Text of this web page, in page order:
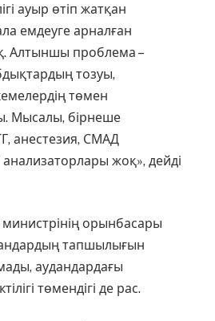
ауыр өтіп жатқан
емдеуге арналған
Алтыншы проблема –
тозуы,
төмен
Мысалы, бірнеше
анестезия, СМАД
жоқ», дейді
орынбасары
тапшылығын
аудан­дардағы
төмендігі де рас.